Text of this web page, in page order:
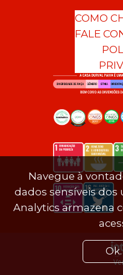
COMO
FALE
Navegue à
dados sensíveis dos
Analytics armazena